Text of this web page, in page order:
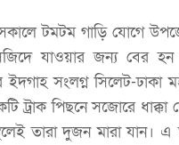
সকালে টমটম গাড়ি যোগে
যাওয়ার জন্য বের
সংলগ্ন সিলেট-ঢাকা
ট্রাক পিছনে সজোরে
তারা দুজন মারা যান।